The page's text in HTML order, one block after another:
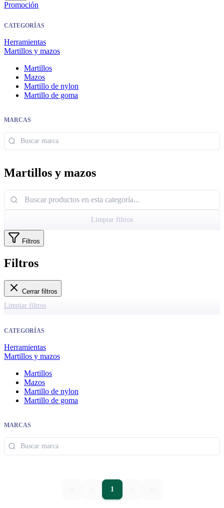
Promoción
CATEGORÍAS
Herramientas
Martillos y mazos
Martillos
Mazos
Martillo de nylon
Martillo de goma
MARCAS
Martillos y mazos
Limpiar filtros
Filtros
Filtros
Cerrar filtros
Limpiar filtros
CATEGORÍAS
Herramientas
Martillos y mazos
Martillos
Mazos
Martillo de nylon
Martillo de goma
MARCAS
‹‹ ‹ 1 › ››